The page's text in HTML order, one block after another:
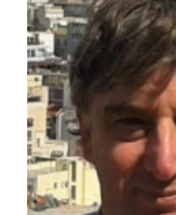
για τον πολίτη ;